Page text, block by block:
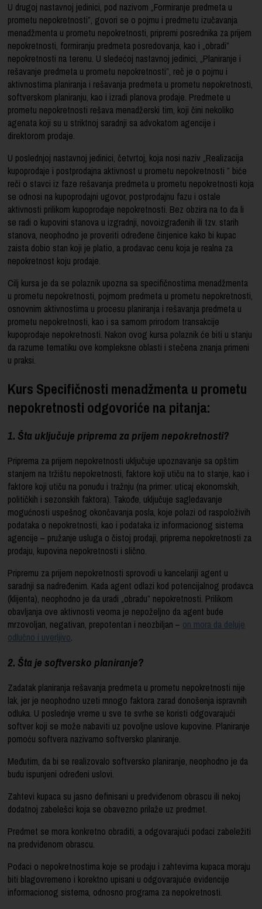
U drugoj nastavnoj jedinici, pod nazivom „Formiranje predmeta u
prometu nepokretnosti”, govori se o pojmu i predmetu izučavanja
menadžmenta u prometu nepokretnosti, pripremi posrednika za prijem
nepokretnosti, formiranju predmeta posredovanja, kao i „obradi”
nepokretnosti na terenu. U sledećoj nastavnoj jedinici, „Planiranje i
rešavanje predmeta u prometu nepokretnosti”, reč je o pojmu i
aktivnostima planiranja i rešavanja predmeta u prometu nepokretnosti,
softverskom planiranju, kao i izradi planova prodaje. Predmete u
prometu nepokretnosti rešava menadžerski tim, koji čini nekoliko
agenata koji su u striktnoj saradnji sa advokatom agencije i
direktorom prodaje.
U poslednjoj nastavnoj jedinici, četvrtoj, koja nosi naziv „Realizacija
kupoprodaje i postprodajna aktivnost u prometu nepokretnosti ” biće
reči o stavci iz faze rešavanja predmeta u prometu nepokretnosti koja
se odnosi na kupoprodajni ugovor, postprodajnu fazu i ostale
aktivnosti prilikom kupoprodaje nepokretnosti. Bez obzira na to da li
se radi o kupovini stanova u izgradnji, novoizgrađenih ili tzv. starih
stanova, neophodno je proveriti određene činjenice kako bi kupac
zaista dobio stan koji je platio, a prodavac cenu koja je realna za
nepokretnost koju prodaje.
Cilj kursa je da se polaznik upozna sa specifičnostima menadžmenta
u prometu nepokretnosti, pojmom predmeta u prometu nepokretnosti,
osnovnim aktivnostima u procesu planiranja i rešavanja predmeta u
prometu nepokretnosti, kao i sa samom prirodom transakcije
kupoprodaje nepokretnosti. Nakon ovog kursa polaznik će biti u stanju
da razume tematiku ove kompleksne oblasti i stečena znanja primeni
u praksi.
Kurs Specifičnosti menadžmenta u prometu
nepokretnosti odgovoriće na pitanja:
1. Šta uključuje priprema za prijem nepokretnosti?
Priprema za prijem nepokretnosti uključuje upoznavanje sa opštim
stanjem na tržištu nepokretnosti, faktore koji utiču na to stanje, kao i
faktore koji utiču na ponudu i tražnju (na primer: uticaj ekonomskih,
političkih i sezonskih faktora). Takođe, uključuje sagledavanje
mogućnosti uspešnog okončavanja posla, koje polazi od raspoloživih
podataka o nepokretnosti, kao i podataka iz informacionog sistema
agencije – pružanje usluga o čistoj prodaji, priprema nepokretnosti za
prodaju, kupovina nepokretnosti i slično.
Pripremu za prijem nepokretnosti sprovodi u kancelariji agent u
saradnji sa nadređenim. Kada agent odlazi kod potencijalnog prodavca
(klijenta), neophodno je da uradi „obradu” nepokretnosti. Prilikom
obavljanja ove aktivnosti veoma je nepoželjno da agent bude
mrzovoljan, negativan, prepotentan i neozbiljan – on mora da deluje
odlučno i uverljivo.
2. Šta je softversko planiranje?
Zadatak planiranja rešavanja predmeta u prometu nepokretnosti nije
lak, jer je neophodno uzeti mnogo faktora zarad donošenja ispravnih
odluka. U poslednje vreme u sve te svrhe se koristi odgovarajući
softver koji se može nabaviti uz povoljne uslove kupovine. Planiranje
pomoću softvera nazivamo softversko planiranje.
Međutim, da bi se realizovalo softversko planiranje, neophodno je da
budu ispunjeni određeni uslovi.
Zahtevi kupaca su jasno definisani u predviđenom obrascu ili nekoj
dodatnoj zabelešci koja se obavezno prilaže uz predmet.
Predmet se mora konkretno obraditi, a odgovarajući podaci zabeležiti
na predviđenom obrascu.
Podaci o nepokretnostima koje se prodaju i zahtevima kupaca moraju
biti blagovremeno i korektno upisani u odgovarajuće evidencije
informacionog sistema, odnosno programa za nepokretnosti.